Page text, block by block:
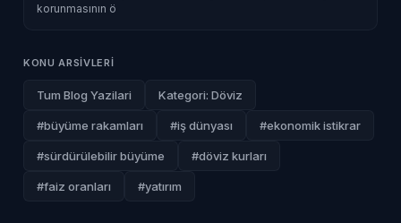
korunmasının ö
KONU ARSIVLERI
Tum Blog Yazilari Kategori: Döviz
#büyüme rakamları #iş dünyası #ekonomik istikrar
#sürdürülebilir büyüme #döviz kurları
#faiz oranları #yatırım